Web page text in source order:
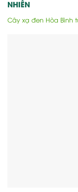
NHIÊN
Cây xạ đen Hòa Bình